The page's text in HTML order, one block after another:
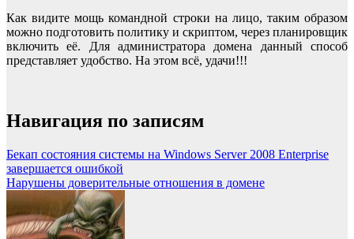
Как видите мощь командной строки на лицо, таким образом
можно подготовить политику и скриптом, через планировщик
включить её. Для администратора домена данный способ
представляет удобство. На этом всё, удачи!!!
Навигация по записям
Бекап состояния системы на Windows Server 2008 Enterprise
завершается ошибкой
Нарушены доверительные отношения в домене